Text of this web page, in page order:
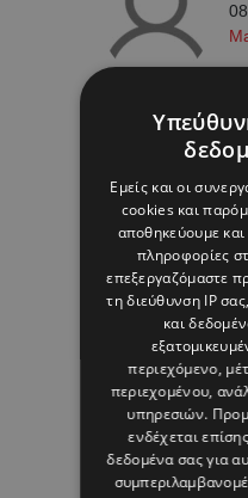
Εμείς και οι
cookies και
αποθηκεύουμε
πληροφορίες
επεξεργαζόμαστε
τη διεύθυνση IP
και
περιεχόμενο,
περιεχομένου,
υπηρεσιών.
ενδέχεται
δεδομένα σας για